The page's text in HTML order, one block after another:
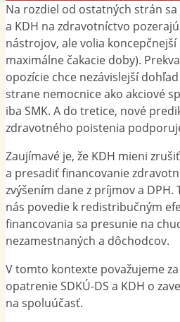
Na rozdiel od ostatných strán sa
a KDH na zdravotníctvo
nástrojov, ale volia koncepčnejší
maximálne čakacie doby).
opozície chce nezávislejší
strane nemocnice ako akciové
iba SMK. A do tretice, nové
zdravotného poistenia
Zaujímavé je, že KDH mieni
a presadiť financovanie
zvýšením dane z príjmov a DPH.
nás povedie k redistribučným
financovania sa presunie na
nezamestnaných a dôchodcov.
V tomto kontexte považujeme
opatrenie SDKÚ-DS a KDH o
na spoluúčasť.